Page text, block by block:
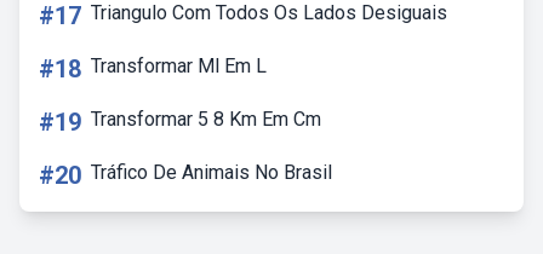
#17 Triangulo Com Todos Os Lados Desiguais
#18 Transformar Ml Em L
#19 Transformar 5 8 Km Em Cm
#20 Tráfico De Animais No Brasil